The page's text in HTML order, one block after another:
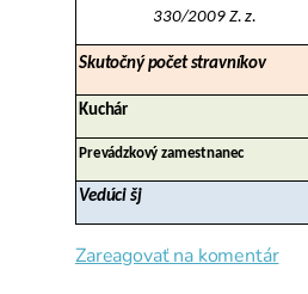
330/2009 Z. z.
Skutočný počet stravníkov
Kuchár
Prevádzkový zamestnanec
Vedúci šj
Zareagovať na komentár